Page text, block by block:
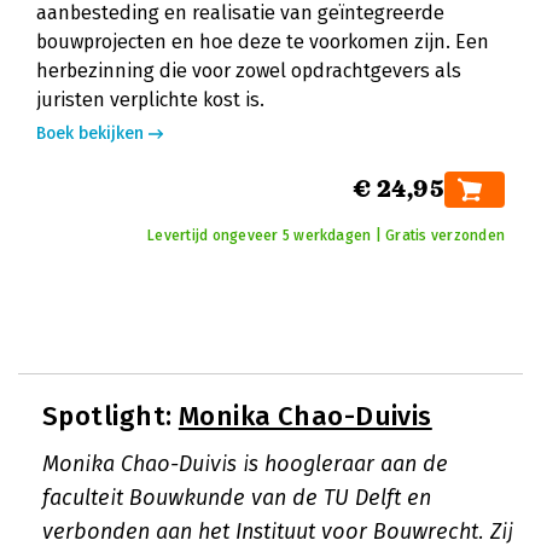
aanbesteding en realisatie van geïntegreerde
bouwprojecten en hoe deze te voorkomen zijn. Een
herbezinning die voor zowel opdrachtgevers als
juristen verplichte kost is.
Boek bekijken
€ 24,95
Levertijd ongeveer 5 werkdagen | Gratis verzonden
Spotlight: Monika Chao-Duivis
Monika Chao-Duivis is hoogleraar aan de
faculteit Bouwkunde van de TU Delft en
verbonden aan het Instituut voor Bouwrecht. Zij